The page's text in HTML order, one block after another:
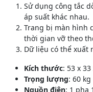
Sử dụng công tắc
áp suất khác nhau.
Trang bị màn hình
thời gian vỡ theo
Dữ liệu có thể xuất
Kích thước: 53 x
Trọng lượng: 60 kg
Nguồn điện: 1 pha